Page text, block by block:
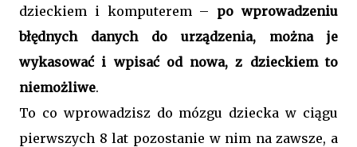
dzieckiem i komputerem – po wprowadzeniu
błędnych danych do urządzenia, można je
wykasować i wpisać od nowa, z dzieckiem to
niemożliwe.
To co wprowadzisz do mózgu dziecka w ciągu
pierwszych 8 lat pozostanie w nim na zawsze, a